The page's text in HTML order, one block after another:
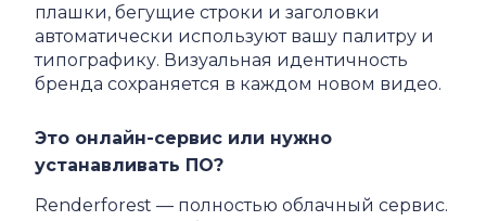
плашки, бегущие строки и заголовки
автоматически используют вашу палитру и
типографику. Визуальная идентичность
бренда сохраняется в каждом новом видео.
Это онлайн-сервис или нужно
устанавливать ПО?
Renderforest — полностью облачный сервис.